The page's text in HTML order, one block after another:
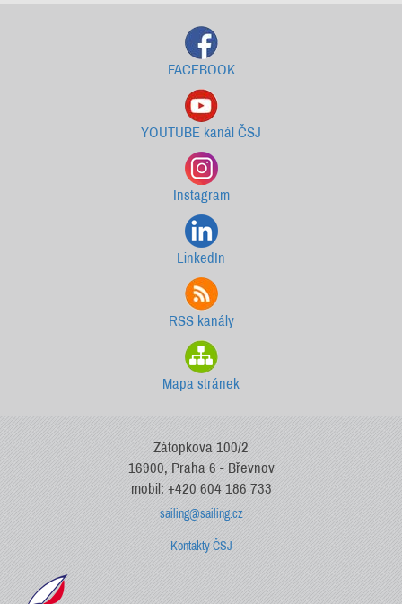
FACEBOOK
YOUTUBE kanál ČSJ
Instagram
LinkedIn
RSS kanály
Mapa stránek
Zátopkova 100/2
16900, Praha 6 - Břevnov
mobil: +420 604 186 733
sailing@sailing.cz
Kontakty ČSJ